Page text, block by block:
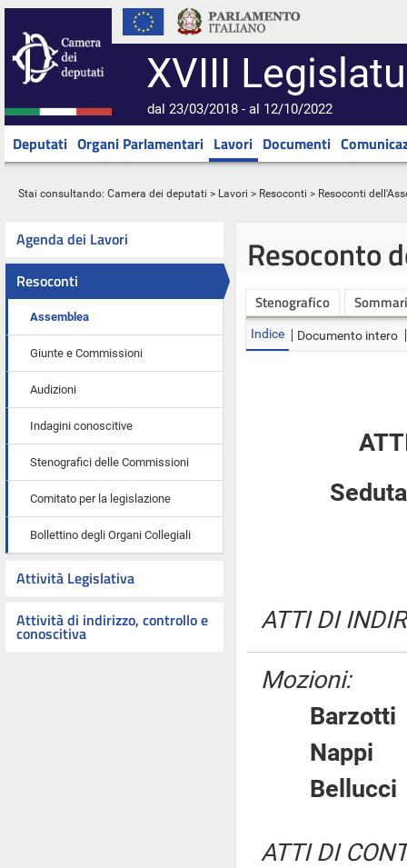
XVIII
dal 23/03/2018 - al 12/10/2022
Deputati Organi Parlamentari Lavori Documenti
Stai consultando: Camera dei deputati > Lavori > Resoconti > Resoconti
Agenda dei Lavori
Resoconti
Assemblea
Giunte e Commissioni
Audizioni
Indagini conoscitive
Stenografici delle Commissioni
Comitato per la legislazione
Bollettino degli Organi Collegiali
Attività Legislativa
Attività di indirizzo, controllo e
conoscitiva
Resoconto
Stenografico
Indice Documento intero
ATTI DI
Mozioni:
ATTI DI